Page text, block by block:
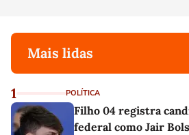
Mais lidas
1 POLÍTICA
Filho 04 registra
federal como Jair